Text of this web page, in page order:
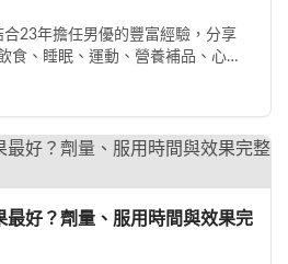
合23年擔任男優的豐富經驗，分享
食、睡眠、運動、營養補品、心
最好？劑量、服用時間與效果完